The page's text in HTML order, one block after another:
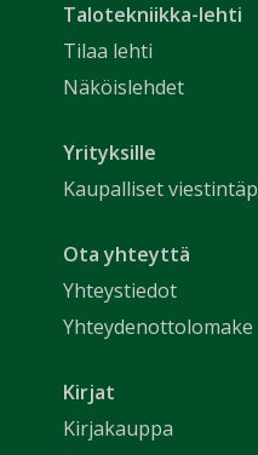
Talotekniikka-lehti
Tilaa lehti
Näköislehdet
Yrityksille
Kaupalliset
Ota yhteyttä
Yhteystiedot
Yhteydenottolomake
Kirjat
Kirjakauppa